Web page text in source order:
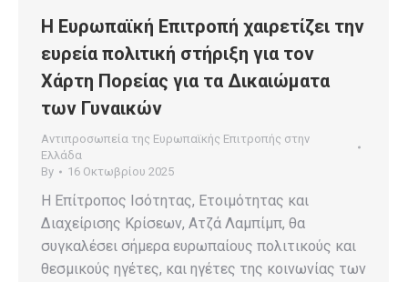
Η Ευρωπαϊκή Επιτροπή χαιρετίζει την
ευρεία πολιτική στήριξη για τον
Χάρτη Πορείας για τα Δικαιώματα
των Γυναικών
Αντιπροσωπεία της Ευρωπαϊκής Επιτροπής στην
Ελλάδα
By
16 Οκτωβρίου 2025
Η Επίτροπος Ισότητας, Ετοιμότητας και
Διαχείρισης Κρίσεων, Ατζά Λαμπίμπ, θα
συγκαλέσει σήμερα ευρωπαίους πολιτικούς και
θεσμικούς ηγέτες, και ηγέτες της κοινωνίας των